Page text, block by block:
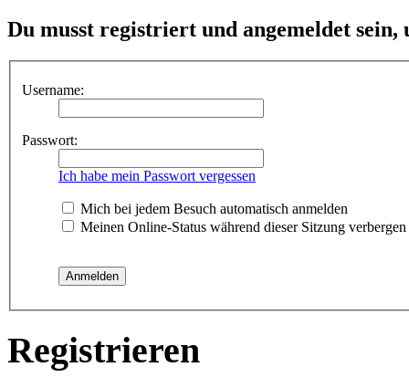
Du musst registriert und angemeldet sein,
Username:
Passwort:
Ich habe mein Passwort vergessen
Mich bei jedem Besuch automatisch anmelden
Meinen Online-Status während dieser Sitzung verbergen
Registrieren